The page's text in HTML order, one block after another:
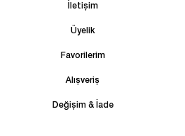
İletişim
Üyelik
Favorilerim
Alışveriş
Değişim & İade